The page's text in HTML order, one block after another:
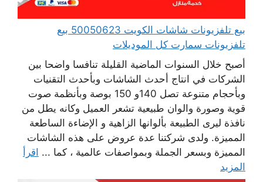
بيع تلفزيونات شاشات الكويت 50050623 بيع
تلفزيونات سمارت كل الموديلات
أصبح خلال السنوات الماضية القليلة تنافسا واضحا بين
الشركات في انتاج أحدث الشاشات وبأحدث التقنيات
وبأحجام متنوعة تصل 140و 150 بوصة وبأنظمة صوت
قوية وصورة والوان طبيعية تشعر العميل وكانه يطل من
نافذة ليرى الطبيعة بألوانها الزاهية و الإضاءة الساطعة
المميزة. ولدى شركتنا عدة عروض على هذه الشاشات
المميزة وبسعر الجملة وبمواصفات عالمية ، كما ... اقرأ
المزيد